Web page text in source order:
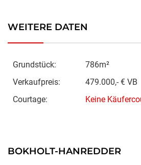
WEITERE DATEN
Grundstück:
786m²
Verkaufpreis:
479.000,- € VB
Courtage:
Keine
BOKHOLT-HANREDDER